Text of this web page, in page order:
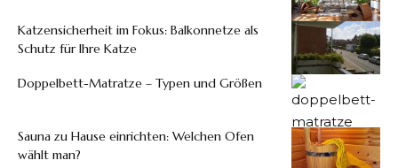
Katzensicherheit im Fokus: Balkonnetze als
Schutz für Ihre Katze
Doppelbett-Matratze – Typen und Größen
Sauna zu Hause einrichten: Welchen Ofen
wählt man?